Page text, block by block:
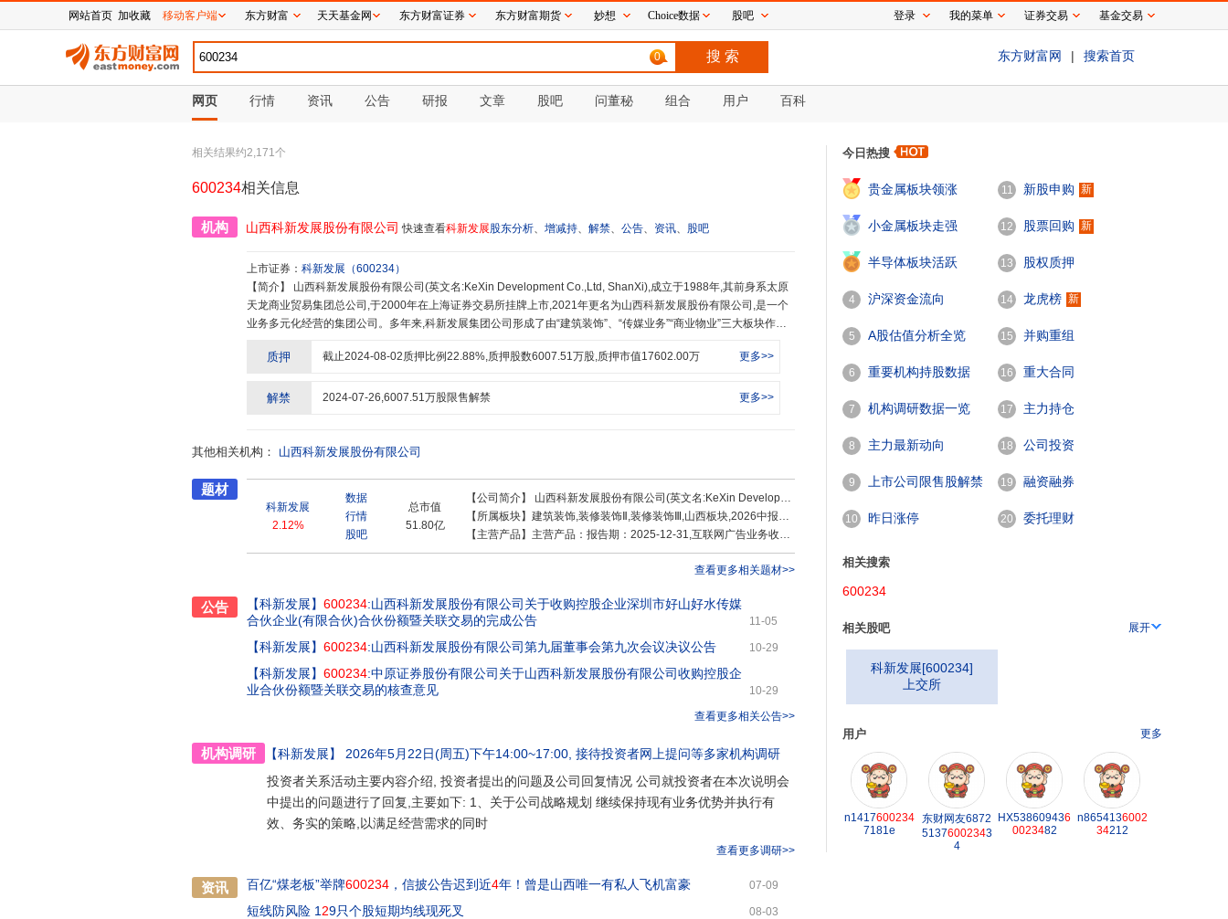
0 东方财富网 | 搜索首页
网页 行情 资讯 公告 研报 文章 股吧 问董秘 组合 用户 百科
相关结果约2,171个
600234相关信息
机构 山西科新发展股份有限公司 快速查看科新发展股东分析、 增减持、 解禁、 公告、 资讯、 股吧
上市证券： 科新发展 （600234）
【简介】
天龙商业贸易集团总公司,于2000年在上海证券交易所挂牌上市,2021年更名为山西科新发展股份有限公司,是一个
业务多元化经营的集团公司。多年来,科新发展集团公司形成了由“建筑装饰”、“传媒业务”“商业物业”三大板块作为
资质,先后与国内外多家知名企业合作并获得了广泛的赞誉。科新发展走过的三十年,从创立至今共经历了起步、辉
省城内外,并多次入选全国“百强零售企业”、曾荣获全国“五一劳动奖状”、“全国用户满意企业”,在当时成为新一代晋
文化潮流为导向,以优秀完善的管理为基础,以专业至诚的服务为保障。科新发展集团下属三个主要业务版块:装饰业
装饰主业,坚持可持续发展的道路,在行业积极推进规范化、标准化、科技化的一体化流程及模式,业务涵盖星级酒
店、大型楼盘营销中心、高端写字楼、住宅精装样板间等各类建筑装饰、设计、安装工程等。传媒业务版块:深圳
市灏远景科技有限公司,公司依托腾讯视频、抖音、小红书、快手等主流的新媒体广告平台,为本地业务、品牌业
甄选与整合符合其营销目标与定位适配的数字媒体渠道,运用公司强大的原创内容生产力迭代优化能力,通过全渠道
传播,帮助客户洞察市场趋势了解用户,助力流量转化,提升客户营销效果和使用服务体验。租赁业务版块:太原天龙恒
顺贸易有限公司,依托太原天龙大厦为广大商户、租户解决租户经营诉求和物业服务,提供保安保洁、设施设备运
化潮流为导向,以优秀完善的管理为基础,以专业至诚的服务为保障,实现公司营收飞跃性增长,进一步提高了公司的竞
争能力和盈利能力。
质押 截止2024-08-02质押比例22.88%,质押股数6007.51万股,质押市值17602.00万 更多>>
解禁 2024-07-26,6007.51万股限售解禁 更多>>
其他相关机构： 山西科新发展股份有限公司
题材
科新发展
2.12%
数据
行情
股吧
总市值
51.80亿
【公司简介】 山西科新发展股份有限公司(英文名:KeXin Development Co.,Ltd, ShanXi),成立于1988年,其前身系太原天龙商业贸易集团总公司,于2000年在上海证券交易所挂牌上市,2021年更名为山西科新发展股份有限公司,是一个业务多元化经营的集团公司。多年来
【所属板块】 建筑装饰,装修装饰Ⅱ,装修装饰Ⅲ,山西板块,2026中报预减,举牌,算力概念,网络游戏
【主营产品】 主营产品：报告期：2025-12-31,互联网广告业务收入0.05亿 ，占比1.26% ，利润0.03亿 ，占比10.35% ，毛利率71.74%；其他(补充)收入0亿 ，占比0.05% ，利润0亿 ，占比0% ，毛利率0%；建筑工程业务收入3.67亿 ，占比95.49% ，利润0.19亿 ，占比55.28% ，毛利率5.06%；租赁业收入0.12亿 ，占比3.21% ，利润0.12亿 ，占比34.36% ，毛利率93.75%
查看更多相关题材>>
公告 【科新发展】 600234:山西科新发展股份有限公司关于收购控股企业深圳市好山好水传媒
合伙企业(有限合伙)合伙份额暨关联交易的完成公告
11-05
【科新发展】 600234:山西科新发展股份有限公司第九届董事会第九次会议决议公告 10-29
【科新发展】 600234:中原证券股份有限公司关于山西科新发展股份有限公司收购控股企
业合伙份额暨关联交易的核查意见
10-29
查看更多相关公告>>
机构调研 【科新发展】 2026年5月22日(周五)下午14:00~17:00 , 接待投资者网上提问等多家机构调研
投资者关系活动主要内容介绍, 投资者提出的问题及公司回复情况 公司就投资者在本次说明会
中提出的问题进行了回复,主要如下: 1、关于公司战略规划 继续保持现有业务优势并执行有
效、务实的策略,以满足经营需求的同时
查看更多调研>>
资讯 百亿“煤老板”举牌600234 ，信披公告迟到近4年！曾是山西唯一有私人飞机富豪 07-09
短线防风险 1 29只个股短期均线现死叉 08-03
今日热搜
贵金属板块领涨
2
小金属板块走强
3
半导体板块活跃
4 沪深资金流向
5 A股估值分析全览
6 重要机构持股数据
7 机构调研数据一览
8 主力最新动向
9 上市公司限售股解禁
一览
10 昨日涨停
11 新股申购 新
12 股票回购 新
13 股权质押
14 龙虎榜 新
15 并购重组
16 重大合同
17 主力持仓
18 公司投资
19 融资融券
20 委托理财
相关搜索
600234
相关股吧 展开
科新发展[600234]
上交所
用户 更多
n1417600234
7181e
东财网友6872
51376002343
4
HX538609436
0023482
n8654136002
34212
网站首页 加收藏 移动客户端 东方财富 天天基金网 东方财富证券 东方财富期货 妙想 Choice数据 股吧 登录 我的菜单 证券交易 基金交易